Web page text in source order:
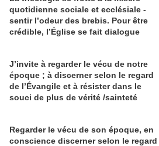
quotidienne sociale et ecclésiale -
sentir l’odeur des brebis. Pour être
crédible, l’Église se fait dialogue
J’invite à regarder le vécu de notre
époque ; à discerner selon le regard
de l’Évangile et à résister dans le
souci de plus de vérité /sainteté
Regarder le vécu de son époque, en
conscience discerner selon le regard